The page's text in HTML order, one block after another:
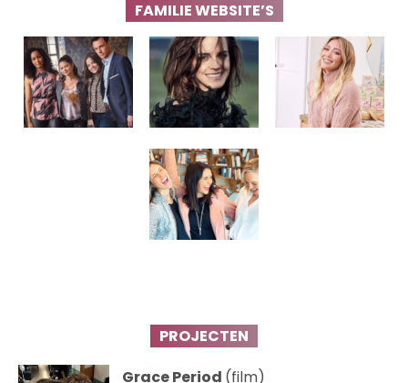
FAMILIE WEBSITE’S
PROJECTEN
Grace Period (film)